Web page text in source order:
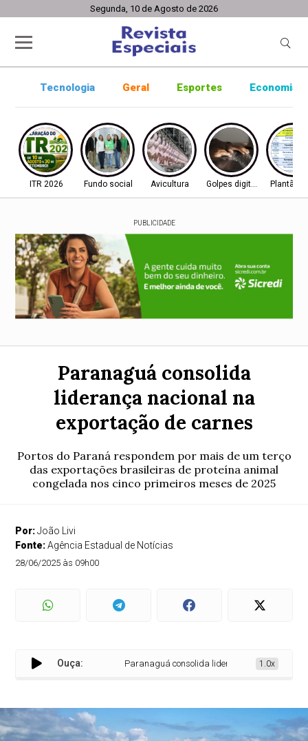
Segunda, 10 de Agosto de 2026
Tecnologia Geral Esportes Economia
ITR 2026 Fundo social Avicultura Golpes digitais Plantão
PUBLICIDADE
Paranaguá consolida
liderança nacional na
exportação de carnes
Portos do Paraná respondem por mais de um terço
das exportações brasileiras de proteína animal
congelada nos cinco primeiros meses de 2025
Por:João Livi
Fonte:Agência Estadual de Notícias
28/06/2025 às 09h00
Ouça: Paranaguá consolida liderança nacional na
1.0x